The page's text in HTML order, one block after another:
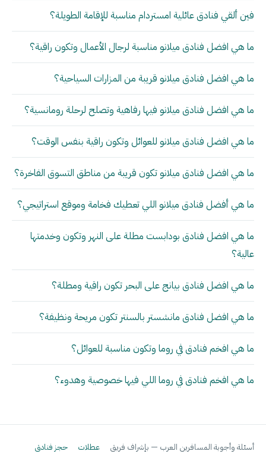
فين ألقي فنادق عائلية امستردام مناسبة للإقامة الطويلة؟
ما هي افضل فنادق ميلانو مناسبة لرجال الأعمال وتكون راقية؟
ما هي افضل فنادق ميلانو قريبة من المزارات السياحية؟
ما هي افضل فنادق ميلانو فيها رفاهية وتصلح لرحلة رومانسية؟
ما هي افضل فنادق ميلانو للعوائل وتكون راقية بنفس الوقت؟
ما هي افضل فنادق ميلانو تكون قريبة من مناطق التسوق الفاخرة؟
ما هي أفضل فنادق ميلانو اللي تعطيك فخامة وموقع استراتيجي؟
ما هي افضل فنادق بودابست مطلة على النهر وتكون وخدمتها
عالية؟
ما هي افضل فنادق بيانج على البحر تكون راقية ومطلة؟
ما هي افضل فنادق مانشستر بالسنتر تكون مريحة ونظيفة؟
ما هي افخم فنادق في روما وتكون مناسبة للعوائل؟
ما هي افخم فنادق في روما اللي فيها خصوصية وهدوء؟
أسئلة وأجوبة المسافرين العرب — بإشراف فريق عطلات حجز فنادق